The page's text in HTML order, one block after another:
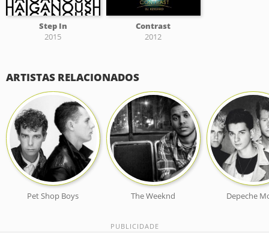
Step In
2015
Contrast
2012
ARTISTAS RELACIONADOS
Pet Shop Boys The Weeknd Depeche